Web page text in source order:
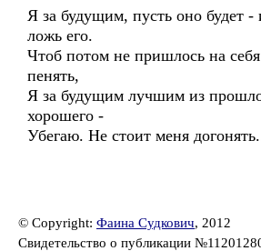
Я за будущим, пусть оно будет -
ложь его.
Чтоб потом не пришлось на
пенять,
Я за будущим лучшим из
хорошего -
Убегаю. Не стоит меня
© Copyright: Фаина Судкович, 2012
Свидетельство о публикации